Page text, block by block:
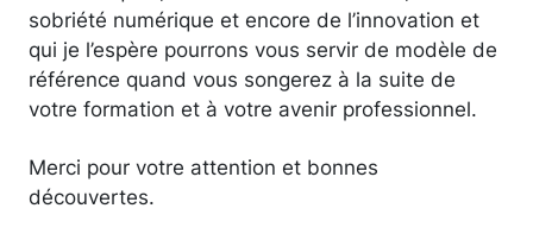
sobriété numérique et encore de l’innovation et
qui je l’espère pourrons vous servir de modèle de
référence quand vous songerez à la suite de
votre formation et à votre avenir professionnel.
Merci pour votre attention et bonnes
découvertes.